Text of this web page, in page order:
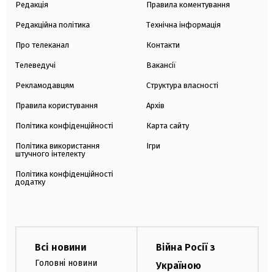
Редакція
Редакційна політика
Про телеканал
Телеведучі
Рекламодавцям
Правила користування
Політика конфіденційності
Політика використання
штучного інтелекту
Політика конфіденційності
додатку
Правила коментування
Технічна інформація
Контакти
Вакансії
Структура власності
Архів
Карта сайту
Ігри
Всі новини
Головні новини
Війна Росії з
Україною